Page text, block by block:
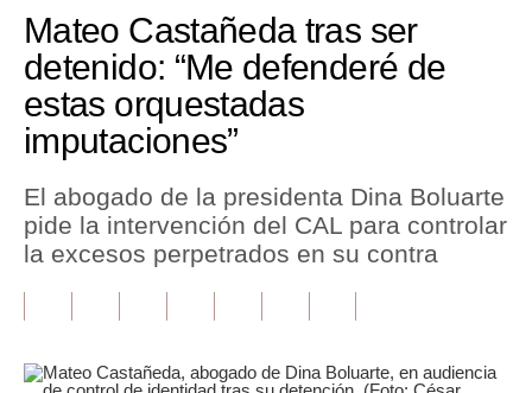
Economía
Mercados
Perú
Política
Tu Dinero
Plus G
Mateo Castañeda tras ser
detenido: “Me defenderé de
estas orquestadas
imputaciones”
El abogado de la presidenta Dina Boluarte
pide la intervención del CAL para controlar
la excesos perpetrados en su contra